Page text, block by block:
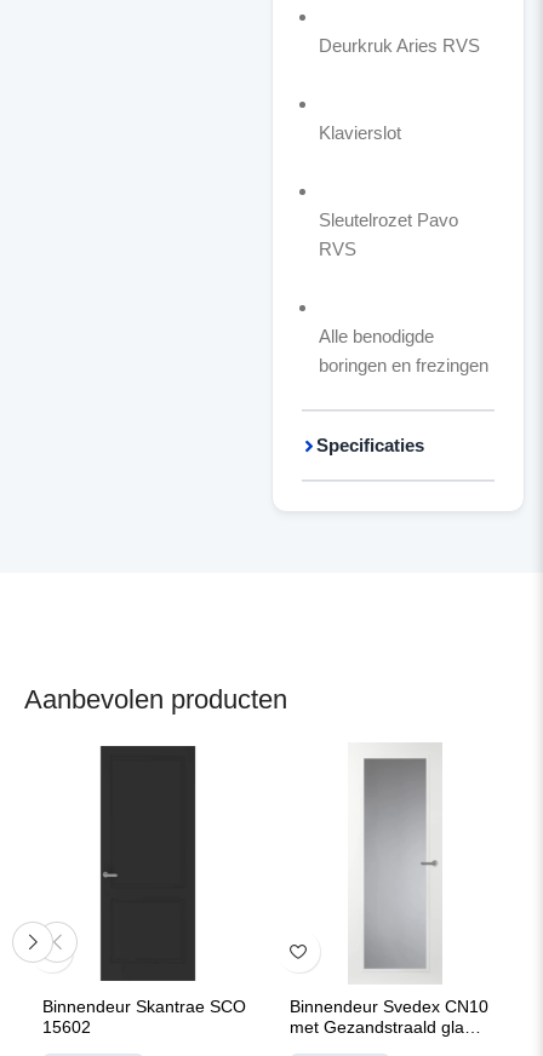
Deurkruk Aries RVS
Klavierslot
Sleutelrozet Pavo
RVS
Alle benodigde
boringen en frezingen
Specificaties
Aanbevolen producten
Binnendeur Skantrae SCO
15602
Binnendeur Svedex CN10
met Gezandstraald glas